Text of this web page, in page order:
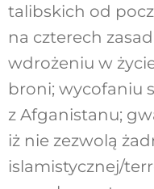
talibskich od
na czterech
wdrożeniu w
broni; wycofaniu
z Afganistanu;
iż nie zezwolą
islamistycznej/